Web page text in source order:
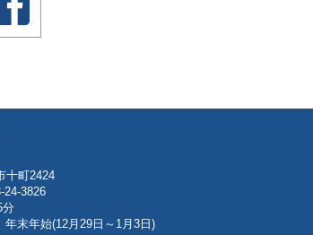
十町2424
24-3826
分
末年始(12月29日～1月3日)